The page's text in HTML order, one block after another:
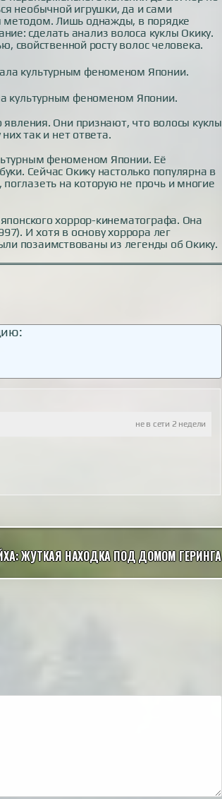
необычной игрушки, да и сами
методом. Лишь однажды, в порядке
сделать анализ волоса куклы Окику.
свойственной росту волос человека.
культурным феноменом Японии.
Они признают, что волосы куклы
так и нет ответа.
феноменом Японии. Её
Сейчас Окику настолько популярна в
на которую не прочь и многие
хоррор-кинематографа. Она
И хотя в основу хоррора лег
позаимствованы из легенды об Окику.
не в сети 2 недели
ЖУТКАЯ НАХОДКА ПОД ДОМОМ ГЕРИНГА